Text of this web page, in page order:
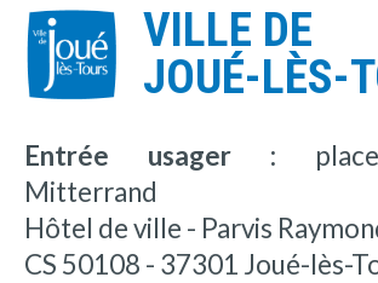
VILLE DE
JOUÉ-LÈS-
Entrée usager :
Mitterrand
Hôtel de ville - Parvis
CS 50108 - 37301 Joué-lès-